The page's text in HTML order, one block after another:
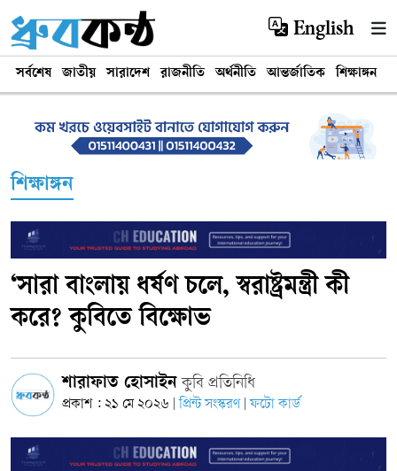
English
সর্বশেষ জাতীয় সারাদেশ রাজনীতি অর্থনীতি আন্তর্জাতিক শিক্ষাঙ্গন
শিক্ষাঙ্গন
‘সারা বাংলায় ধর্ষণ চলে, স্বরাষ্ট্রমন্ত্রী কী
করে? কুবিতে বিক্ষোভ
শারাফাত হোসাইনকুবি প্রতিনিধি
প্রকাশ : ২১ মে ২০২৬ প্রিন্ট সংস্করণ ফটো কার্ড